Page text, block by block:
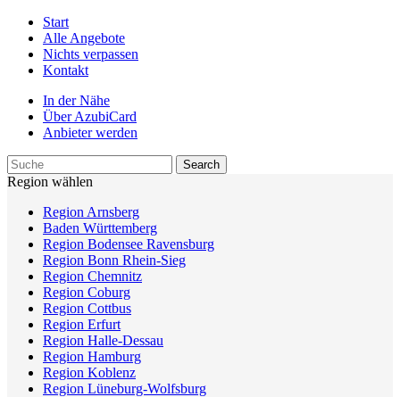
Start
Alle Angebote
Nichts verpassen
Kontakt
In der Nähe
Über AzubiCard
Anbieter werden
Region wählen
Region Arnsberg
Baden Württemberg
Region Bodensee Ravensburg
Region Bonn Rhein-Sieg
Region Chemnitz
Region Coburg
Region Cottbus
Region Erfurt
Region Halle-Dessau
Region Hamburg
Region Koblenz
Region Lüneburg-Wolfsburg